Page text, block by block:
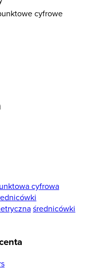
cyfrowe
cyfrowa
średnicówki